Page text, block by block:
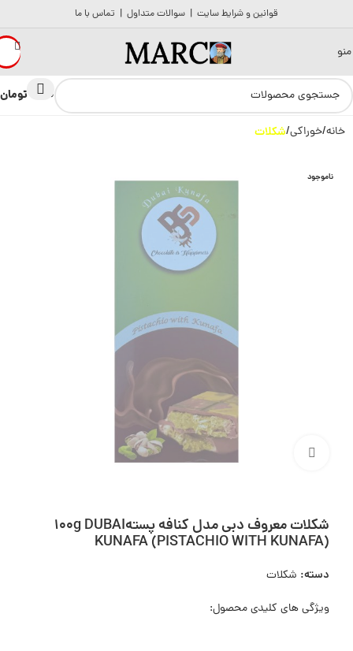
قوانین و شرایط سایت | سوالات متداول | تماس با ما
منو
0 تومان
خانه خوراکی شکلات
ناموجود
بزرگنمایی تصویر
شکلات معروف دبی مدل کنافه پسته100g DUBAI
KUNAFA (PISTACHIO WITH KUNAFA)
دسته: شکلات
ویژگی های کلیدی محصول: